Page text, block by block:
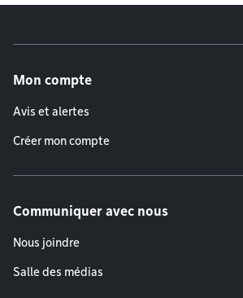
Mon compte
Avis et alertes
Créer mon compte
Communiquer avec nous
Nous joindre
Salle des médias